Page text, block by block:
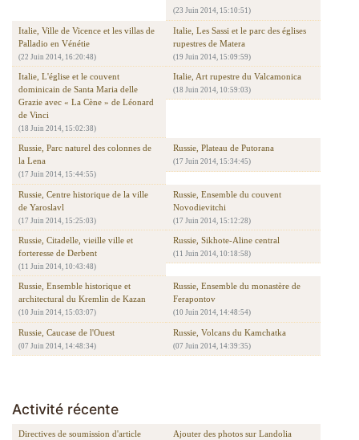
(23 Juin 2014, 15:10:51)
Italie, Ville de Vicence et les villas de
Palladio en Vénétie
(22 Juin 2014, 16:20:48)
Italie, Les Sassi et le parc des églises
rupestres de Matera
(19 Juin 2014, 15:09:59)
Italie, L'église et le couvent
dominicain de Santa Maria delle
Grazie avec « La Cène » de Léonard
de Vinci
(18 Juin 2014, 15:02:38)
Italie, Art rupestre du Valcamonica
(18 Juin 2014, 10:59:03)
Russie, Parc naturel des colonnes de
la Lena
(17 Juin 2014, 15:44:55)
Russie, Plateau de Putorana
(17 Juin 2014, 15:34:45)
Russie, Centre historique de la ville
de Yaroslavl
(17 Juin 2014, 15:25:03)
Russie, Ensemble du couvent
Novodievitchi
(17 Juin 2014, 15:12:28)
Russie, Citadelle, vieille ville et
forteresse de Derbent
(11 Juin 2014, 10:43:48)
Russie, Sikhote-Aline central
(11 Juin 2014, 10:18:58)
Russie, Ensemble historique et
architectural du Kremlin de Kazan
(10 Juin 2014, 15:03:07)
Russie, Ensemble du monastère de
Ferapontov
(10 Juin 2014, 14:48:54)
Russie, Caucase de l'Ouest
(07 Juin 2014, 14:48:34)
Russie, Volcans du Kamchatka
(07 Juin 2014, 14:39:35)
Activité récente
Directives de soumission d'article Ajouter des photos sur Landolia